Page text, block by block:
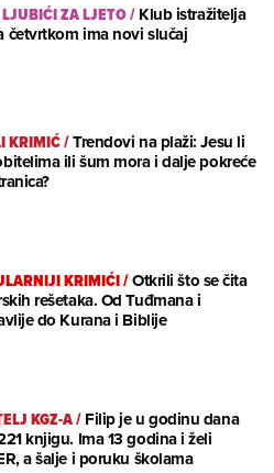
ZA LJETO/Klub istražitelja
četvrtkom ima novi slučaj
KRIMIĆ/Trendovi na plaži: Jesu li
ili šum mora i dalje pokreće
KRIMIĆI/Otkrili što se čita
rešetaka. Od Tuđmana i
do Kurana i Biblije
KGZ-A/Filip je u godinu dana
knjigu. Ima 13 godina i želi
a šalje i poruku školama